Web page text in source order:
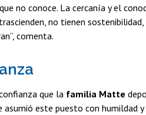
no conoce. La cercanía y el
no tienen
comenta.
que la familia Matte
asumió este puesto con